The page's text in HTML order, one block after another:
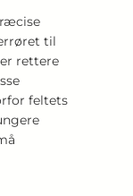
til
rettere
feltets